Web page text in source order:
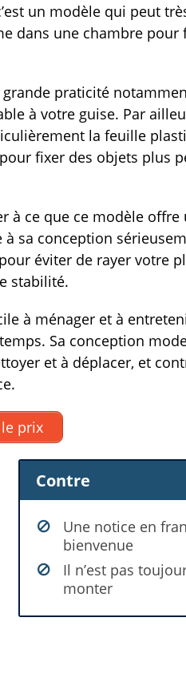
un modèle qui peut
dans une chambre pour
grande praticité
à votre guise. Par
la feuille
fixer des objets plus
à ce que ce modèle offre
sa conception
éviter de rayer votre
stabilité.
à ménager et à
Sa conception
et à déplacer, et
prix
Contre
Une notice en
bienvenue
Il n’est pas
monter